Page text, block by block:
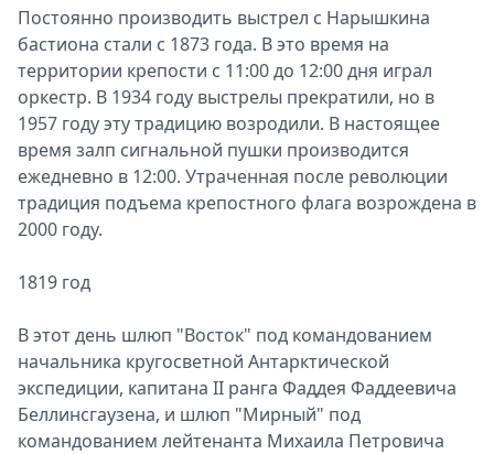
Постоянно производить выстрел с Нарышкина
бастиона стали с 1873 года. В это время на
территории крепости с 11:00 до 12:00 дня играл
оркестр. В 1934 году выстрелы прекратили, но в
1957 году эту традицию возродили. В настоящее
время залп сигнальной пушки производится
ежедневно в 12:00. Утраченная после революции
традиция подъема крепостного флага возрождена в
2000 году.
1819 год
В этот день шлюп "Восток" под командованием
начальника кругосветной Антарктической
экспедиции, капитана II ранга Фаддея Фаддеевича
Беллинсгаузена, и шлюп "Мирный" под
командованием лейтенанта Михаила Петровича